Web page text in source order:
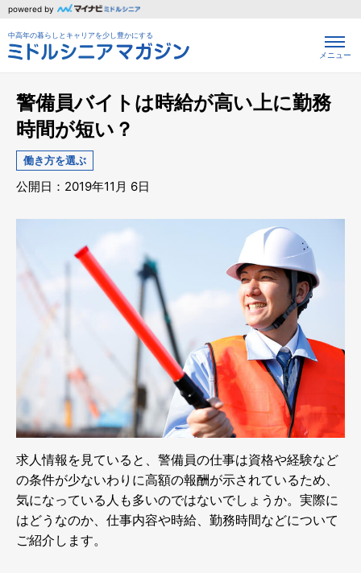
powered by
中高年の暮らしとキャリアを少し豊かにする
メニュー
警備員バイトは時給が高い上に勤務
時間が短い？
働き方を選ぶ
公開日：2019年11月 6日
求人情報を見ていると、警備員の仕事は資格や経験など
の条件が少ないわりに高額の報酬が示されているため、
気になっている人も多いのではないでしょうか。実際に
はどうなのか、仕事内容や時給、勤務時間などについて
ご紹介します。